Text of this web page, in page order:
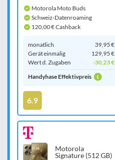
Motorola Moto Buds
Schweiz-Datenroaming
120,00 € Cashback
monatlich
39,95 €
Gerät einmalig
129,95 €
Wert d. Zugaben
-30,23 €
Handyhase Effektivpreis
6.9
Motorola
Signature (512 GB)